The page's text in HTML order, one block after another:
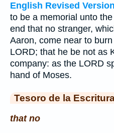
English Revised Version
to be a memorial unto
end that no stranger,
Aaron, come near to
LORD; that he be not as
company: as the LORD
hand of Moses.
Tesoro de la
that no